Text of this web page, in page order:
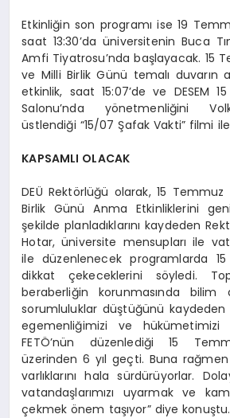
Etkinliğin son programı ise 19
saat 13:30’da üniversitenin Buca
Amfi Tiyatrosu’nda başlayacak. 15
ve Milli Birlik Günü temalı duvarın
etkinlik, saat 15:07’de ve DESEM
Salonu’nda yönetmenliğini
üstlendiği “15/07 Şafak Vakti” filmi
KAPSAMLI OLACAK
DEÜ Rektörlüğü olarak, 15
Birlik Günü Anma Etkinliklerini
şekilde planladıklarını kaydeden
Hotar, üniversite mensupları ile
ile düzenlenecek programlarda
dikkat çekeceklerini söyledi.
beraberliğin korunmasında bilim
sorumluluklar düştüğünü kaydeden
egemenliğimizi ve
FETÖ’nün düzenlediği 15
üzerinden 6 yıl geçti. Buna
varlıklarını hala sürdürüyorlar.
vatandaşlarımızı uyarmak ve
çekmek önem taşıyor” diye konuştu.